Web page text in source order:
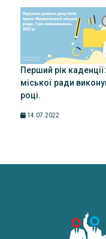
Перший рік
міської ради
році.
14.07.2022